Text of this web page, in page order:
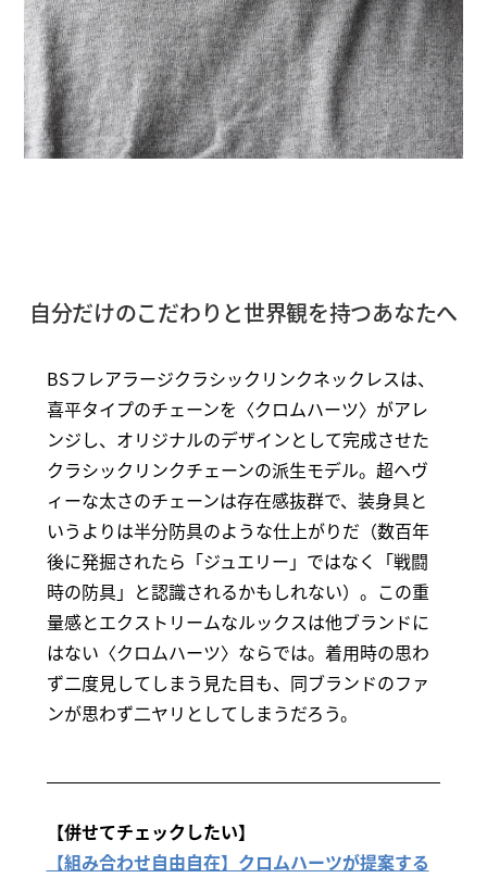
自分だけのこだわりと世界観を持つあなたへ
BSフレアラージクラシックリンクネックレスは、
喜平タイプのチェーンを〈クロムハーツ〉がアレ
ンジし、オリジナルのデザインとして完成させた
クラシックリンクチェーンの派生モデル。超ヘヴ
ィーな太さのチェーンは存在感抜群で、装身具と
いうよりは半分防具のような仕上がりだ（数百年
後に発掘されたら「ジュエリー」ではなく「戦闘
時の防具」と認識されるかもしれない）。この重
量感とエクストリームなルックスは他ブランドに
はない〈クロムハーツ〉ならでは。着用時の思わ
ず二度見してしまう見た目も、同ブランドのファ
ンが思わず二ヤリとしてしまうだろう。
【併せてチェックしたい】
【組み合わせ自由自在】クロムハーツが提案する